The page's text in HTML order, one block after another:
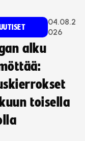
04.08.2
026
alku
toisella